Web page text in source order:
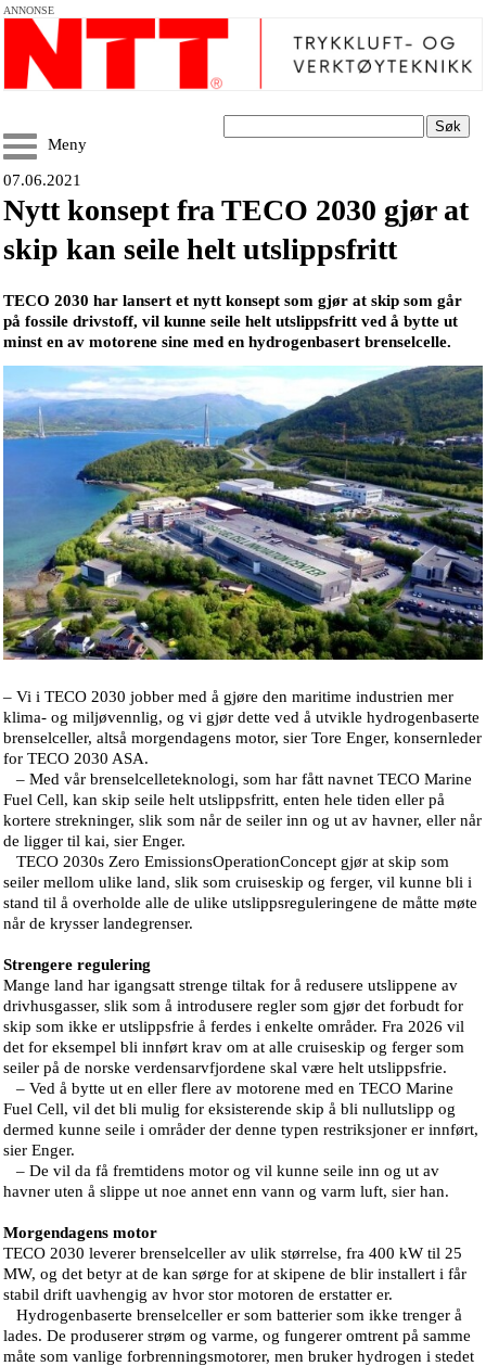
ANNONSE
Søk
Meny
07.06.2021
Nytt konsept fra TECO 2030 gjør at
skip kan seile helt utslippsfritt
TECO 2030 har lansert et nytt konsept som gjør at skip som går
på fossile drivstoff, vil kunne seile helt utslippsfritt ved å bytte ut
minst en av motorene sine med en hydrogenbasert brenselcelle.
– Vi i TECO 2030 jobber med å gjøre den maritime industrien mer
klima- og miljøvennlig, og vi gjør dette ved å utvikle hydrogenbaserte
brenselceller, altså morgendagens motor, sier Tore Enger, konsernleder
for TECO 2030 ASA.
– Med vår brenselcelleteknologi, som har fått navnet TECO Marine
Fuel Cell, kan skip seile helt utslippsfritt, enten hele tiden eller på
kortere strekninger, slik som når de seiler inn og ut av havner, eller når
de ligger til kai, sier Enger.
TECO 2030s Zero EmissionsOperationConcept gjør at skip som
seiler mellom ulike land, slik som cruiseskip og ferger, vil kunne bli i
stand til å overholde alle de ulike utslippsreguleringene de måtte møte
når de krysser landegrenser.
Strengere regulering
Mange land har igangsatt strenge tiltak for å redusere utslippene av
drivhusgasser, slik som å introdusere regler som gjør det forbudt for
skip som ikke er utslippsfrie å ferdes i enkelte områder. Fra 2026 vil
det for eksempel bli innført krav om at alle cruiseskip og ferger som
seiler på de norske verdensarvfjordene skal være helt utslippsfrie.
– Ved å bytte ut en eller flere av motorene med en TECO Marine
Fuel Cell, vil det bli mulig for eksisterende skip å bli nullutslipp og
dermed kunne seile i områder der denne typen restriksjoner er innført,
sier Enger.
– De vil da få fremtidens motor og vil kunne seile inn og ut av
havner uten å slippe ut noe annet enn vann og varm luft, sier han.
Morgendagens motor
TECO 2030 leverer brenselceller av ulik størrelse, fra 400 kW til 25
MW, og det betyr at de kan sørge for at skipene de blir installert i får
stabil drift uavhengig av hvor stor motoren de erstatter er.
Hydrogenbaserte brenselceller er som batterier som ikke trenger å
lades. De produserer strøm og varme, og fungerer omtrent på samme
måte som vanlige forbrenningsmotorer, men bruker hydrogen i stedet